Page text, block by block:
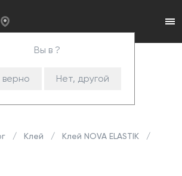
Вы в ?
Нет, другой
Клей
Клей NOVA ELASTIK